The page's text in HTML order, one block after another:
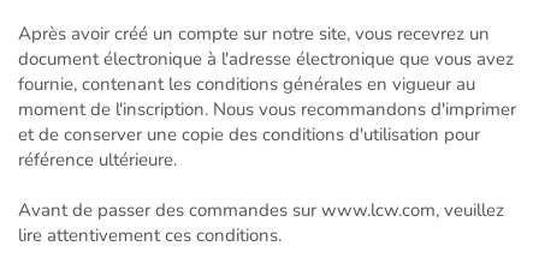
Après avoir créé un compte sur notre site, vous recevrez un
document électronique à l'adresse électronique que vous avez
fournie, contenant les conditions générales en vigueur au
moment de l'inscription. Nous vous recommandons d'imprimer
et de conserver une copie des conditions d'utilisation pour
référence ultérieure.
Avant de passer des commandes sur www.lcw.com, veuillez
lire attentivement ces conditions.